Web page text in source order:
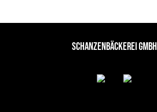
SCHANZENBÄCKEREI GMBH